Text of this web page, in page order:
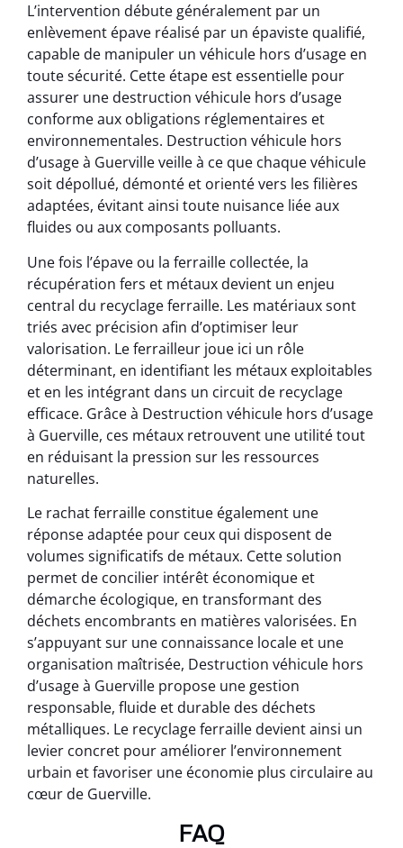
L’intervention débute généralement par un
enlèvement épave réalisé par un épaviste qualifié,
capable de manipuler un véhicule hors d’usage en
toute sécurité. Cette étape est essentielle pour
assurer une destruction véhicule hors d’usage
conforme aux obligations réglementaires et
environnementales. Destruction véhicule hors
d’usage à Guerville veille à ce que chaque véhicule
soit dépollué, démonté et orienté vers les filières
adaptées, évitant ainsi toute nuisance liée aux
fluides ou aux composants polluants.
Une fois l’épave ou la ferraille collectée, la
récupération fers et métaux devient un enjeu
central du recyclage ferraille. Les matériaux sont
triés avec précision afin d’optimiser leur
valorisation. Le ferrailleur joue ici un rôle
déterminant, en identifiant les métaux exploitables
et en les intégrant dans un circuit de recyclage
efficace. Grâce à Destruction véhicule hors d’usage
à Guerville, ces métaux retrouvent une utilité tout
en réduisant la pression sur les ressources
naturelles.
Le rachat ferraille constitue également une
réponse adaptée pour ceux qui disposent de
volumes significatifs de métaux. Cette solution
permet de concilier intérêt économique et
démarche écologique, en transformant des
déchets encombrants en matières valorisées. En
s’appuyant sur une connaissance locale et une
organisation maîtrisée, Destruction véhicule hors
d’usage à Guerville propose une gestion
responsable, fluide et durable des déchets
métalliques. Le recyclage ferraille devient ainsi un
levier concret pour améliorer l’environnement
urbain et favoriser une économie plus circulaire au
cœur de Guerville.
FAQ